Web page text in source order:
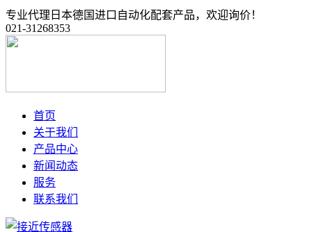
专业代理日本德国进口自动化配套产品，欢迎询价！
021-31268353
首页
关于我们
产品中心
新闻动态
服务
联系我们